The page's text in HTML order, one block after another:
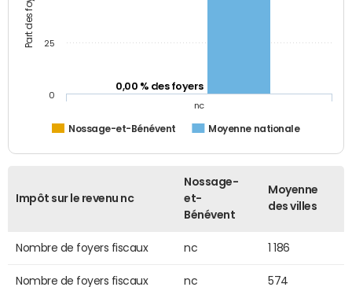
0,00 % des foyers
Nossage-et-Bénévent Moyenne nationale
nc
0
25
Impôt sur le revenu nc
Nossage-
et-
Bénévent
Moyenne
des villes
Nombre de foyers fiscaux nc 1 186
Nombre de foyers fiscaux
nc 574